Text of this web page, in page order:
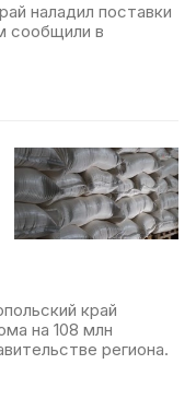
наладил поставки
сообщили в
край
на 108 млн
региона.